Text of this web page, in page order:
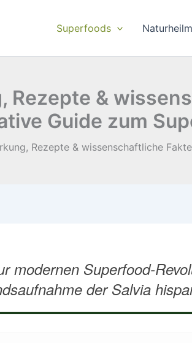
Superfoods
Rezepte &
Guide zum
Rezepte & wissenschaftliche
modernen Superfood-
der Salvia